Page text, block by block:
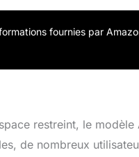
fournies par
restreint, le modèle
de nombreux